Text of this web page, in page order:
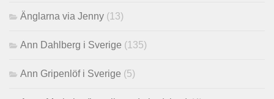
Änglarna via Jenny (13)
Ann Dahlberg i Sverige (135)
Ann Gripenlöf i Sverige (5)